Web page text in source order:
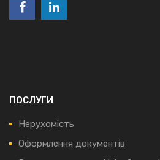
ПОСЛУГИ
Нерухомість
Оформлення документів